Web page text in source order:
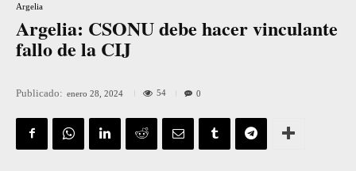
Argelia
Argelia: CSONU debe hacer vinculante
fallo de la CIJ
Publicado: enero 28, 2024 54 0